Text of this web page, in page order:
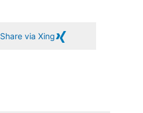
Share via Xing